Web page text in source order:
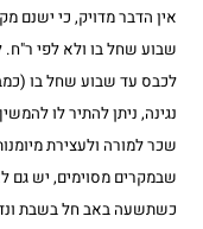
אין הדבר מדויק, כי ישנם
שבוע שחל בו ולא לפי ר"ח.
לכבס עד שבוע שחל בו
נגינה, ניתן להתיר לו
שכר למורה ולעצירת
שבמקרים מסוימים, יש גם
כשתשעה באב חל בשבת